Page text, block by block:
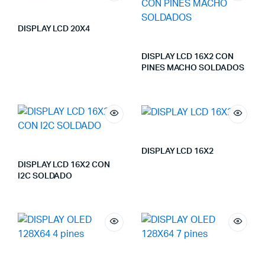
DISPLAY LCD 20X4
DISPLAY LCD 16X2 CON
PINES MACHO SOLDADOS
DISPLAY LCD 16X2 CON
I2C SOLDADO
DISPLAY LCD 16X2